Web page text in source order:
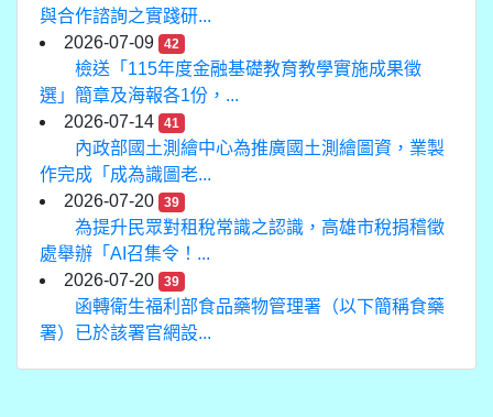
與合作諮詢之實踐研...
2026-07-09
42
檢送「115年度金融基礎教育教學實施成果徵
選」簡章及海報各1份，...
2026-07-14
41
內政部國土測繪中心為推廣國土測繪圖資，業製
作完成「成為識圖老...
2026-07-20
39
為提升民眾對租稅常識之認識，高雄市稅捐稽徵
處舉辦「AI召集令！...
2026-07-20
39
函轉衛生福利部食品藥物管理署（以下簡稱食藥
署）已於該署官網設...